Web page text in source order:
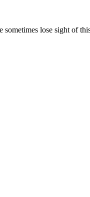
lose sight of